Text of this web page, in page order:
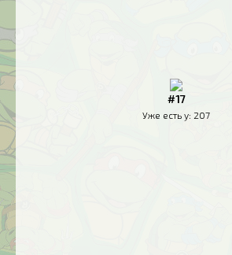
#17
Уже есть у: 207